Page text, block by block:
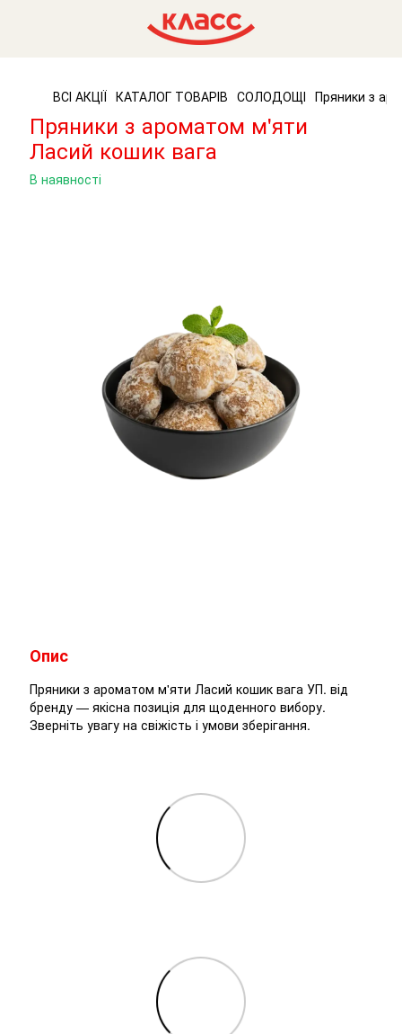
ВСІ АКЦІЇ КАТАЛОГ ТОВАРІВ СОЛОДОЩІ Пряники з
Пряники з ароматом м'яти
Ласий кошик вага
В наявності
Опис
Пряники з ароматом м'яти Ласий кошик вага УП. від
бренду — якісна позиція для щоденного вибору.
Зверніть увагу на свіжість і умови зберігання.